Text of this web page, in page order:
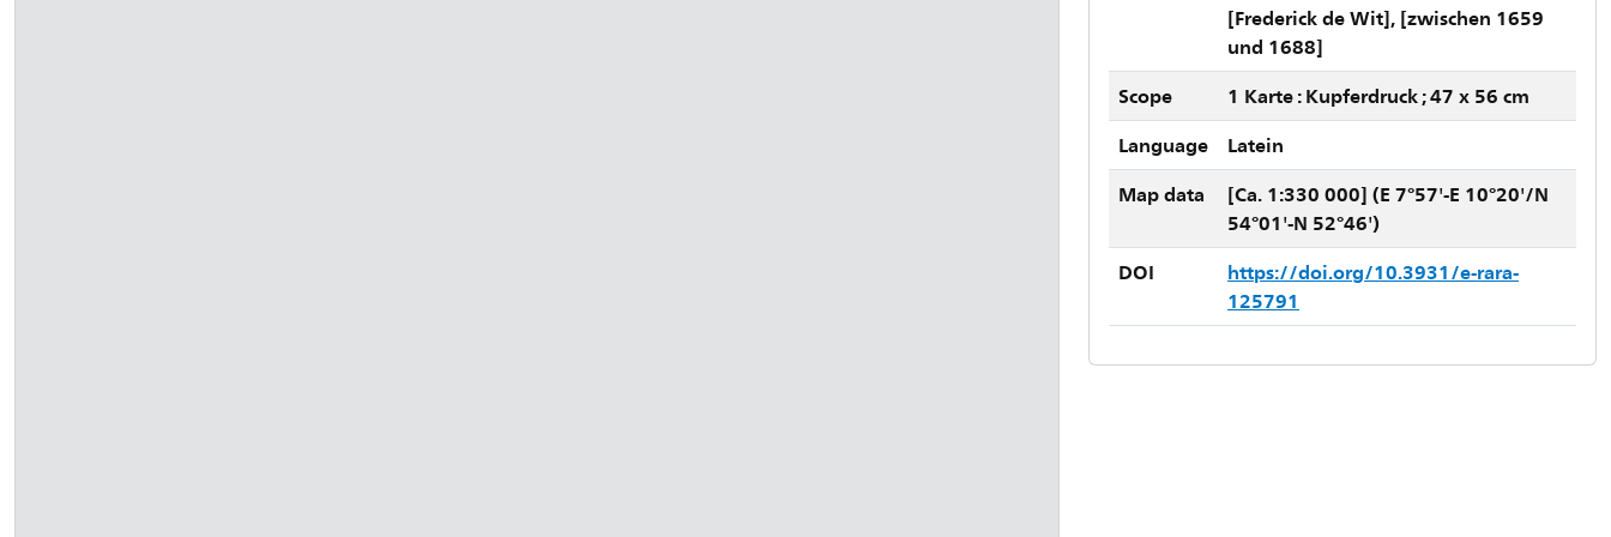
[Frederick de Wit], [zwischen 1659
und 1688]
Scope
1 Karte : Kupferdruck ; 47 x 56 cm
Language
Latein
Map data
[Ca. 1:330 000] (E 7°57'-E 10°20'/N
54°01'-N 52°46')
DOI
https://doi.org/10.3931/e-rara-
125791